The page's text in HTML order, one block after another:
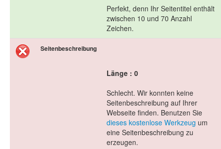
Perfekt, denn Ihr Seitentitel enthält
zwischen 10 und 70 Anzahl
Zeichen.
Seitenbeschreibung
Länge : 0
Schlecht. Wir konnten keine
Seitenbeschreibung auf Ihrer
Webseite finden. Benutzen Sie
dieses kostenlose Werkzeug um
eine Seitenbeschreibung zu
erzeugen.